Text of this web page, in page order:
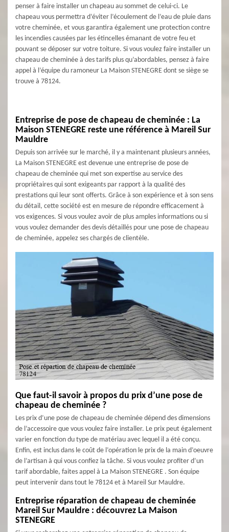
penser à faire installer un chapeau au sommet de celui-ci. Le
chapeau vous permettra d’éviter l’écoulement de l’eau de pluie dans
votre cheminée, et vous garantira également une protection contre
les incendies causées par les étincelles émanant de votre feu et
pouvant se déposer sur votre toiture. Si vous voulez faire installer un
chapeau de cheminée à des tarifs plus qu’abordables, pensez à faire
appel à l’équipe du ramoneur La Maison STENEGRE dont se siège se
trouve à 78124.
Entreprise de pose de chapeau de cheminée : La
Maison STENEGRE reste une référence à Mareil Sur
Mauldre
Depuis son arrivée sur le marché, il y a maintenant plusieurs années,
La Maison STENEGRE est devenue une entreprise de pose de
chapeau de cheminée qui met son expertise au service des
propriétaires qui sont exigeants par rapport à la qualité des
prestations qui leur sont offerts. Grâce à son expérience et à son sens
du détail, cette société est en mesure de répondre efficacement à
vos exigences. Si vous voulez avoir de plus amples informations ou si
vous voulez demander des devis détaillés pour une pose de chapeau
de cheminée, appelez ses chargés de clientèle.
Que faut-il savoir à propos du prix d’une pose de
chapeau de cheminée ?
Les prix d’une pose de chapeau de cheminée dépend des dimensions
de l’accessoire que vous voulez faire installer. Le prix peut également
varier en fonction du type de matériau avec lequel il a été conçu.
Enfin, est inclus dans le coût de l’opération le prix de la main d’oeuvre
de l’artisan à qui vous confiez la tâche. Si vous voulez profiter d’un
tarif abordable, faites appel à La Maison STENEGRE . Son équipe
peut intervenir dans tout le 78124 et à Mareil Sur Mauldre.
Entreprise réparation de chapeau de cheminée
Mareil Sur Mauldre : découvrez La Maison
STENEGRE